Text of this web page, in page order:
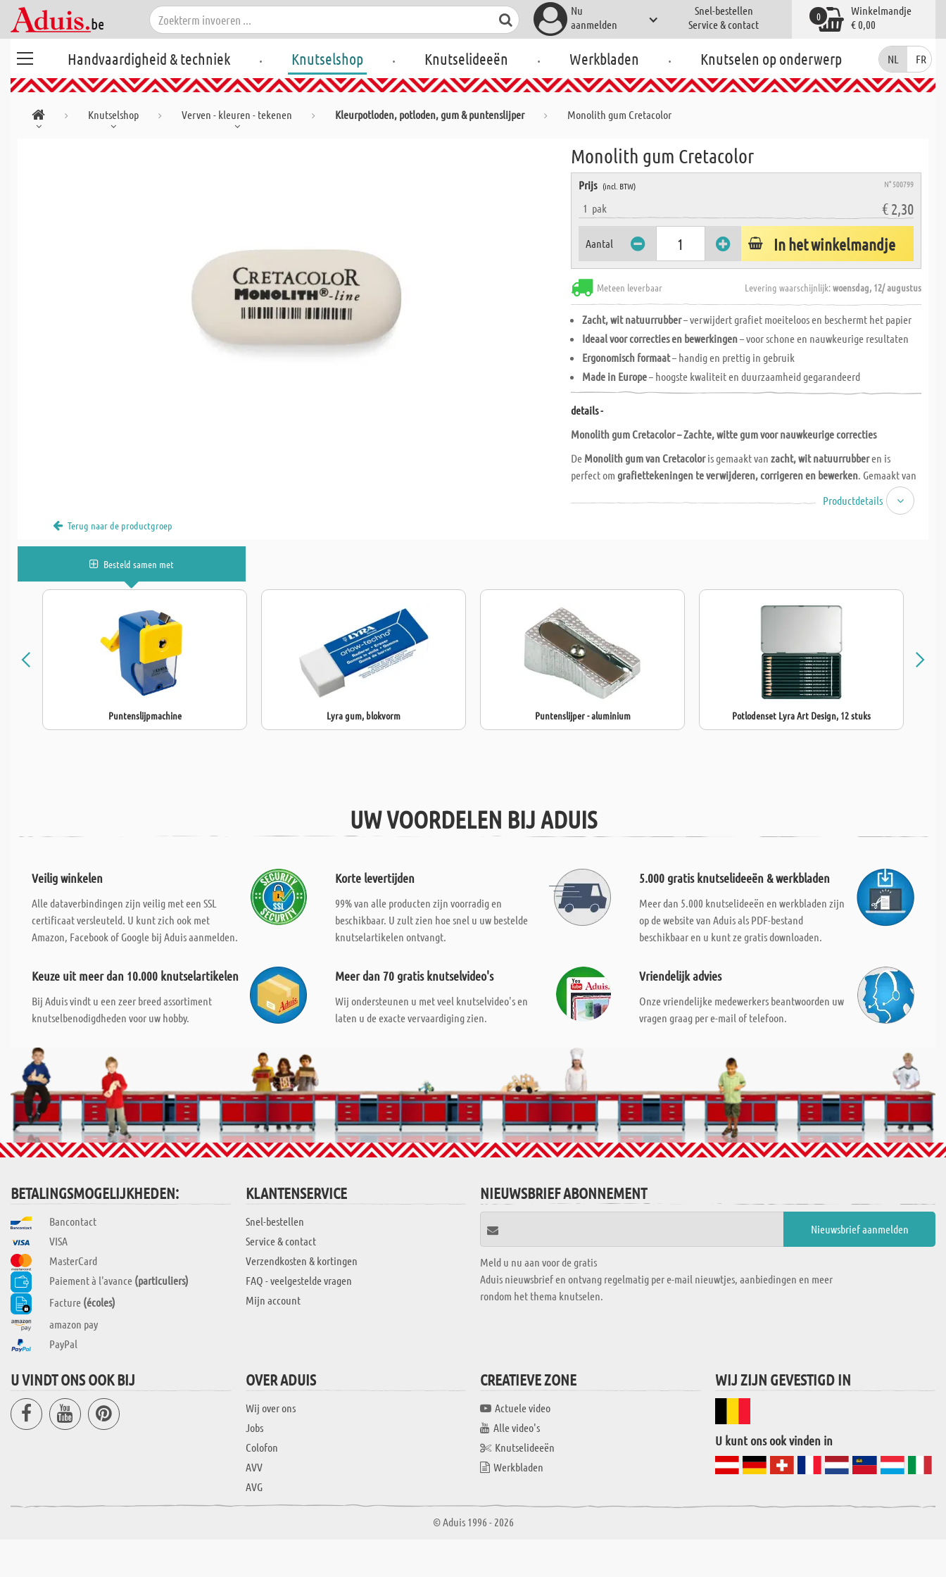
Nu
aanmelden
Snel-bestellen
Service & contact
Winkelmandje
€ 0,00
0
Handvaardigheid & techniek . Knutselshop . Knutselideeën . Werkbladen . Knutselen op onderwerp NL FR
Knutselshop Verven - kleuren - tekenen Kleurpotloden, potloden, gum & puntenslijper Monolith gum Cretacolor
Monolith gum Cretacolor
Prijs (incl. BTW) N° 500799
1 pak € 2,30
Aantal In het winkelmandje
Meteen leverbaar Levering waarschijnlijk:woensdag, 12/ augustus
Zacht, wit natuurrubber– verwijdert grafiet moeiteloos en beschermt het papier
Ideaal voor correcties en bewerkingen– voor schone en nauwkeurige resultaten
Ergonomisch formaat– handig en prettig in gebruik
Made in Europe– hoogste kwaliteit en duurzaamheid gegarandeerd
details -
Monolith gum Cretacolor – Zachte, witte gum voor nauwkeurige correcties
De Monolith gum van Cretacoloris gemaakt vanzacht, wit natuurrubberen is
perfect omgrafiettekeningen te verwijderen, corrigeren en bewerken. Gemaakt van
biedt hij een bijzonder zachte en grondige verwijdering van lijnen,
zonder het papier te beschadigen. Met een formaat van 65x30x13 mmis hij
Productdetails
Terug naar de productgroep
Besteld samen met
Puntenslijpmachine Lyra gum, blokvorm Puntenslijper - aluminium Potlodenset Lyra Art Design, 12 stuks
UW VOORDELEN BIJ ADUIS
Veilig winkelen
Alle dataverbindingen zijn veilig met een SSL
certificaat versleuteld. U kunt zich ook met
Amazon, Facebook of Google bij Aduis aanmelden.
Korte levertijden
99% van alle producten zijn voorradig en
beschikbaar. U zult zien hoe snel u uw bestelde
knutselartikelen ontvangt.
5.000 gratis knutselideeën & werkbladen
Meer dan 5.000 knutselideeën en werkbladen zijn
op de website van Aduis als PDF-bestand
beschikbaar en u kunt ze gratis downloaden.
Keuze uit meer dan 10.000 knutselartikelen
Bij Aduis vindt u een zeer breed assortiment
knutselbenodigdheden voor uw hobby.
Meer dan 70 gratis knutselvideo's
Wij ondersteunen u met veel knutselvideo's en
laten u de exacte vervaardiging zien.
Vriendelijk advies
Onze vriendelijke medewerkers beantwoorden uw
vragen graag per e-mail of telefoon.
BETALINGSMOGELIJKHEDEN:
Bancontact
VISA
MasterCard
Paiement à l'avance (particuliers)
Facture (écoles)
amazon pay
PayPal
KLANTENSERVICE
Snel-bestellen
Service & contact
Verzendkosten & kortingen
FAQ - veelgestelde vragen
Mijn account
NIEUWSBRIEF ABONNEMENT
Meld u nu aan voor de gratis
Aduis nieuwsbrief en ontvang regelmatig per e-mail nieuwtjes, aanbiedingen en meer
rondom het thema knutselen.
U VINDT ONS OOK BIJ OVER ADUIS
Wij over ons
Jobs
Colofon
AVV
AVG
CREATIEVE ZONE
Actuele video
Alle video's
Knutselideeën
Werkbladen
WIJ ZIJN GEVESTIGD IN
U kunt ons ook vinden in
© Aduis 1996 - 2026